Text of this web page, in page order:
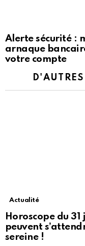
Alerte sécurité :
arnaque
votre compte
Actualité
Horoscope du
peuvent
sereine !